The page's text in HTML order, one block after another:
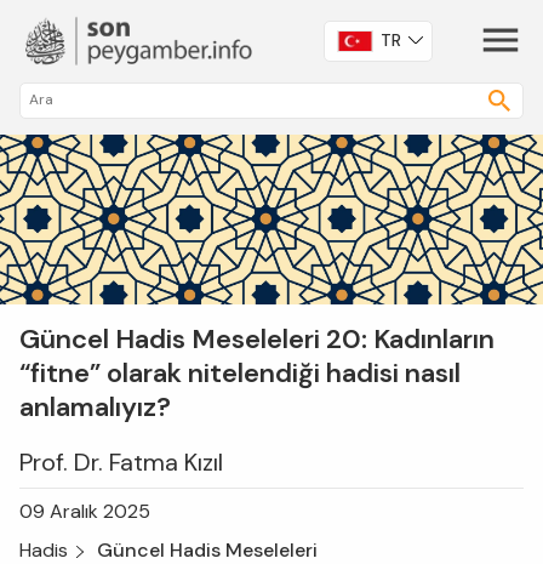
TR
Güncel Hadis Meseleleri 20: Kadınların
“fitne” olarak nitelendiği hadisi nasıl
anlamalıyız?
Prof. Dr. Fatma Kızıl
09 Aralık 2025
Hadis
Güncel Hadis Meseleleri